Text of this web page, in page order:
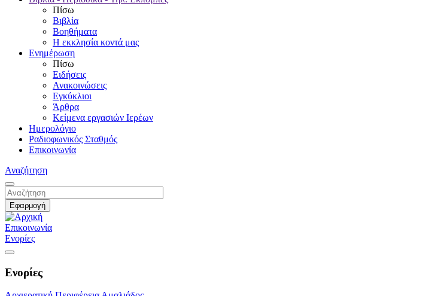
Πίσω
Βιβλία
Βοηθήματα
Η εκκλησία κοντά μας
Ενημέρωση
Πίσω
Ειδήσεις
Ανακοινώσεις
Εγκύκλιοι
Άρθρα
Κείμενα εργασιών Ιερέων
Ημερολόγιο
Ραδιοφωνικός Σταθμός
Επικοινωνία
Αναζήτηση
Επικοινωνία
Ενορίες
Ενορίες